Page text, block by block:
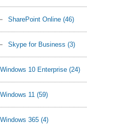
SharePoint Online (46)
Skype for Business (3)
Windows 10 Enterprise (24)
Windows 11 (59)
Windows 365 (4)